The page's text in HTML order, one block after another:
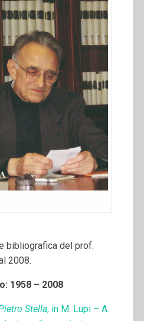
bibliografica del prof.
2008.
1958 – 2008
Stella, in M. Lupi – A.